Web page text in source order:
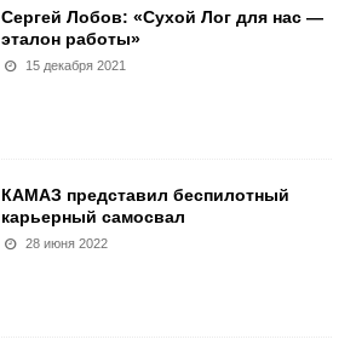
Сергей Лобов: «Сухой Лог для нас —
эталон работы»
15 декабря 2021
КАМАЗ представил беспилотный
карьерный самосвал
28 июня 2022